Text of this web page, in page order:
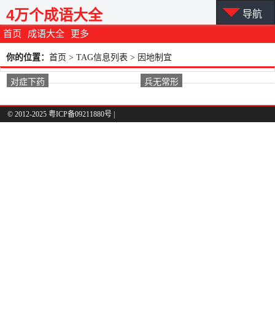
首页 成语大全 更多
4万个成语大全 导航
你的位置： 首页 > TAG信息列表 > 因地制宜
对症下药 兵无常形
© 2012-2025 粤ICP备09211880号 |